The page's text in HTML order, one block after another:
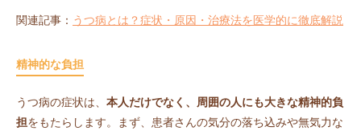
関連記事： うつ病とは？症状・原因・治療法を医学的に徹底解説
精神的な負担
うつ病の症状は、 本人だけでなく、周囲の人にも大きな精神的負
担をもたらします。まず、患者さんの気分の落ち込みや無気力な